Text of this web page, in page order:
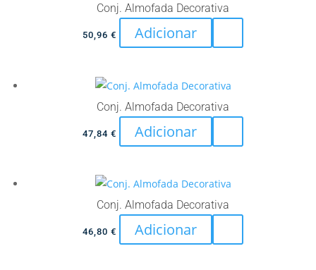
Conj. Almofada Decorativa
50,96 € Adicionar
Conj. Almofada Decorativa
47,84 € Adicionar
Conj. Almofada Decorativa
46,80 € Adicionar